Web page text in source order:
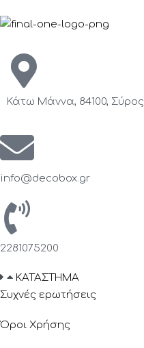
Κάτω Μάννα, 84100, Σύρος
info@decobox.gr
2281075200
ΚΑΤΑΣΤΗΜΑ
Συχνές ερωτήσεις
Όροι Χρήσης